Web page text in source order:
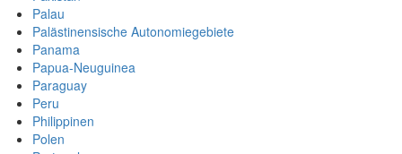
Palau
Palästinensische Autonomiegebiete
Panama
Papua-Neuguinea
Paraguay
Peru
Philippinen
Polen